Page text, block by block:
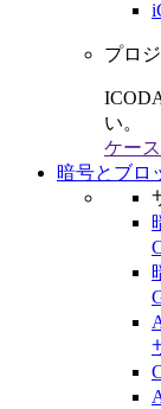
プロ
い。
ケー
暗号とブロ